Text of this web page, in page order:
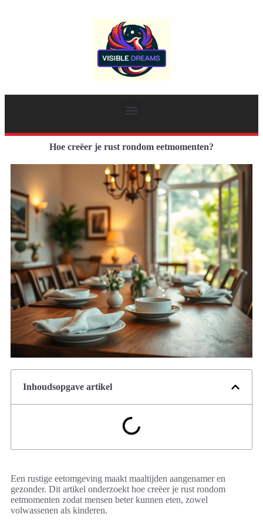
Hoe creëer je rust rondom eetmomenten?
Inhoudsopgave artikel
Een rustige eetomgeving maakt maaltijden aangenamer en
gezonder. Dit artikel onderzoekt hoe creëer je rust rondom
eetmomenten zodat mensen beter kunnen eten, zowel
volwassenen als kinderen.